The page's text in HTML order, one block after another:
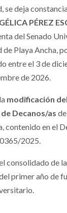
se deja
PÉREZ
del Senado
de Playa Ancha,
entre el 3 de
de 2026.
modificación
Decanos/as
contenido en el
2025.
consolidado de
primer año de